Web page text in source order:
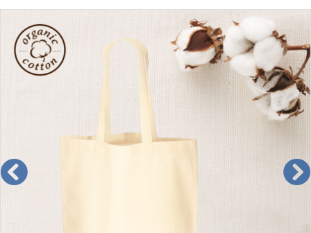
展示会のノベルティやサブバッグとしておすすめのアイテムで
す。